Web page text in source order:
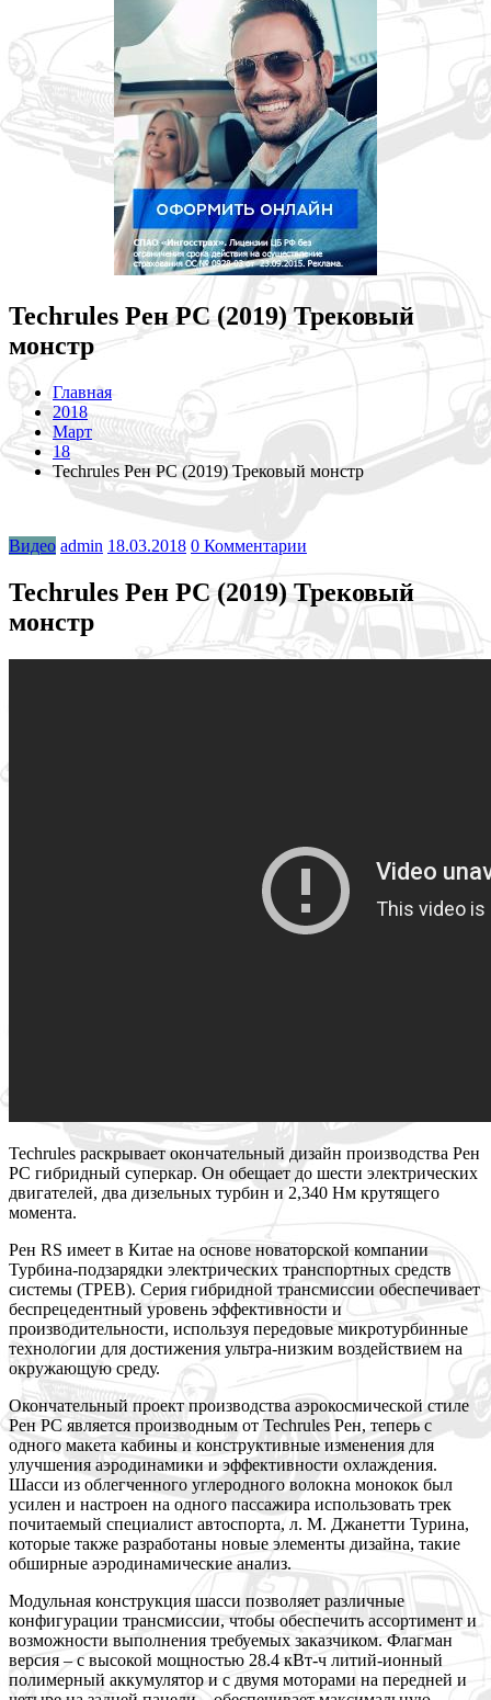
Techrules Рен РС (2019) Трековый
монстр
Главная
2018
Март
18
Techrules Рен РС (2019) Трековый монстр
Видео admin 18.03.2018 0 Комментарии
Techrules Рен РС (2019) Трековый
монстр
Techrules раскрывает окончательный дизайн производства Рен
РС гибридный суперкар. Он обещает до шести электрических
двигателей, два дизельных турбин и 2,340 Нм крутящего
момента.
Рен RS имеет в Китае на основе новаторской компании
Турбина-подзарядки электрических транспортных средств
системы (ТРЕВ). Серия гибридной трансмиссии обеспечивает
беспрецедентный уровень эффективности и
производительности, используя передовые микротурбинные
технологии для достижения ультра-низким воздействием на
окружающую среду.
Окончательный проект производства аэрокосмической стиле
Рен РС является производным от Techrules Рен, теперь с
одного макета кабины и конструктивные изменения для
улучшения аэродинамики и эффективности охлаждения.
Шасси из облегченного углеродного волокна монокок был
усилен и настроен на одного пассажира использовать трек
почитаемый специалист автоспорта, л. М. Джанетти Турина,
которые также разработаны новые элементы дизайна, такие
обширные аэродинамические анализ.
Модульная конструкция шасси позволяет различные
конфигурации трансмиссии, чтобы обеспечить ассортимент и
возможности выполнения требуемых заказчиком. Флагман
версия – с высокой мощностью 28.4 кВт-ч литий-ионный
полимерный аккумулятор и с двумя моторами на передней и